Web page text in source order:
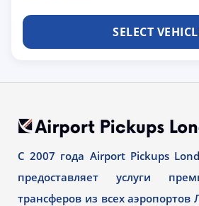
SELECT
С 2007 года Airport Pickups
предоставляет услуги
трансферов из всех аэропортов